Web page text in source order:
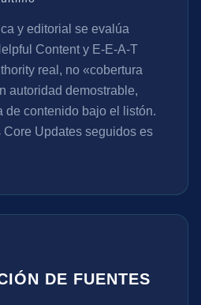
y editorial se evalúa
Content y E-E-A-T
real, no «cobertura
autoridad demostrable,
de contenido bajo el listón.
Core Updates seguidos es
DE FUENTES